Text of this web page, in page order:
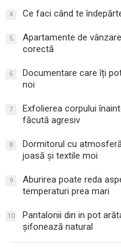
4 Ce faci când te
5
Apartamente de
corectă
6
Documentare care îți
noi
7
Exfolierea corpului
făcută agresiv
8
Dormitorul cu
joasă și textile moi
9
Aburirea poate reda
temperaturi prea mari
10
Pantalonii din in pot
șifonează natural